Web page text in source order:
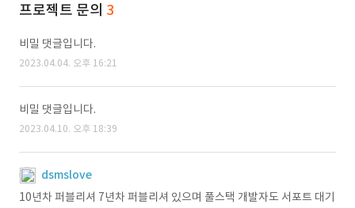
프로젝트 문의 3
비밀 댓글입니다.
2023.04.04. 오후 16:21
비밀 댓글입니다.
2023.04.10. 오후 18:39
dsmslove
10년차 퍼블리셔 7년차 퍼블리셔 있으며 풀스택 개발자도 서포트 대기